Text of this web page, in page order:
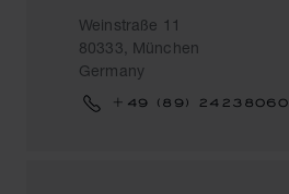
Weinstraße 11
80333, München
Germany
+49 (89) 24238060